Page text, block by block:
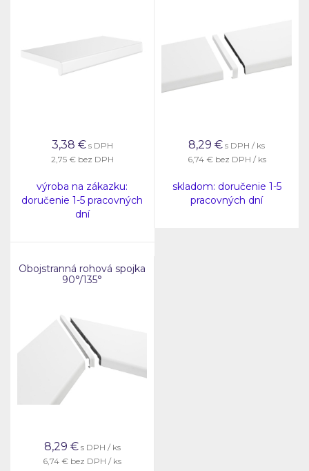
3,38 € s DPH
2,75 € bez DPH
výroba na zákazku:
doručenie 1-5 pracovných
dní
8,29 € s DPH / ks
6,74 € bez DPH / ks
skladom: doručenie 1-5
pracovných dní
Obojstranná rohová spojka
90°/135°
8,29 € s DPH / ks
6,74 € bez DPH / ks